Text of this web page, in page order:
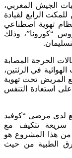
الجيش المغربي،
للمكت الرابع لقيادة
تهوية اصطناعي
“كورونا”، وذلك
الحرجة المصابة
في الرئتين،
المريض تحت تهوية
استعادة التنفس
لدى مرضى “كوفيد
سريعة تتكيف مع
هذا المشروع هو
الطبية من حيث